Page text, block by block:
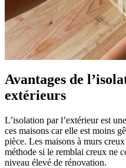
Avantages de
extérieurs
L’isolation par l’extérieur est
ces maisons car elle est moins
pièce. Les maisons à murs
méthode si le remblai creux ne
niveau élevé de rénovation.